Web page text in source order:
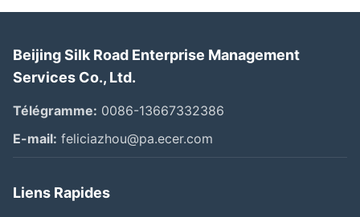
Beijing Silk Road Enterprise Management
Services Co., Ltd.
Télégramme: 0086-13667332386
E-mail: feliciazhou@pa.ecer.com
Liens Rapides